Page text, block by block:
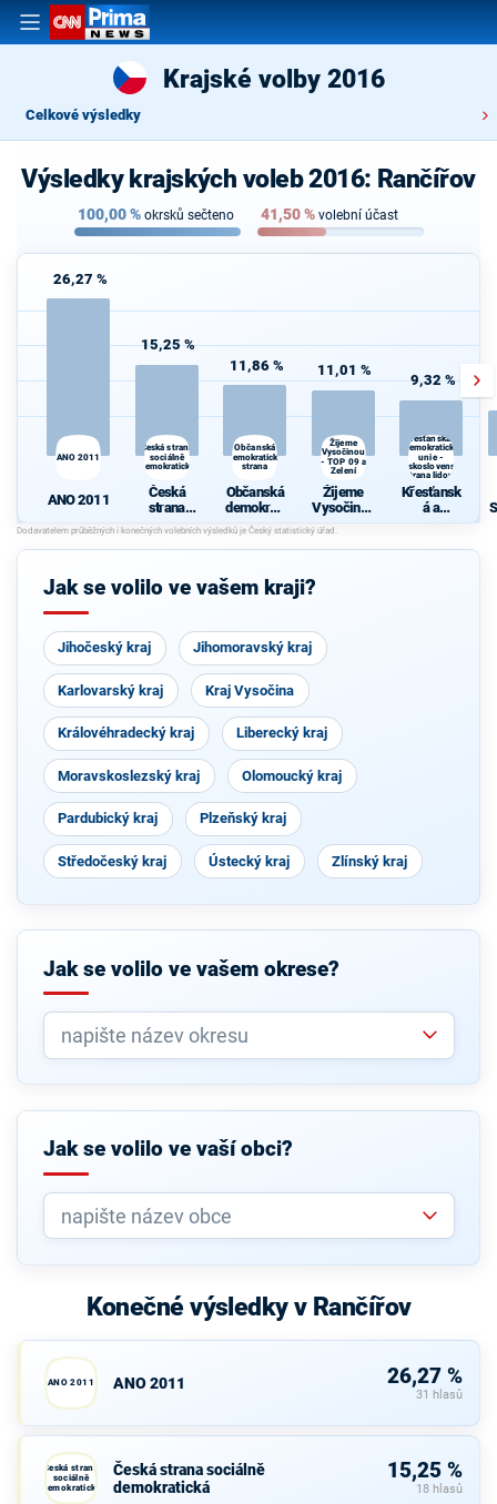
Krajské volby 2016
Celkové výsledky
Výsledky krajských voleb 2016: Rančířov
100,00% okrsků sečteno 41,50% volební účast
26,27 %
ANO 2011
ANO 2011
15,25 %
Česká strana
sociálně
demokratická
Česká
strana
sociálně
demokrati
cká
11,86 %
Občanská
demokratická
strana
Občanská
demokrati
cká strana
11,01 %
Žijeme
Vysočinou
- TOP 09 a
Zelení
Žijeme
Vysočinou
- TOP 09 a
Zelení
9,32 %
Křesťanská a
demokratická
unie -
Československá
strana lidová
Křesťansk
á a
demokrati
Českoslov
Jak se volilo ve vašem kraji?
Jihočeský kraj Jihomoravský kraj
Karlovarský kraj Kraj Vysočina
Královéhradecký kraj Liberecký kraj
Moravskoslezský kraj Olomoucký kraj
Pardubický kraj Plzeňský kraj
Středočeský kraj Ústecký kraj Zlínský kraj
Jak se volilo ve vašem okrese?
Jak se volilo ve vaší obci?
Konečné výsledky v Rančířov
ANO 2011 ANO 2011 26,27 %
31 hlasů
Česká strana
sociálně
demokratická
Česká strana sociálně
demokratická
15,25 %
18 hlasů